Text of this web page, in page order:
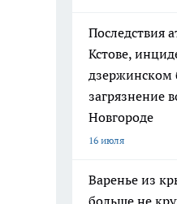
Последствия
Кстове,
дзержинском
загрязнение
Новгороде
16 июля
Варенье из
больше не